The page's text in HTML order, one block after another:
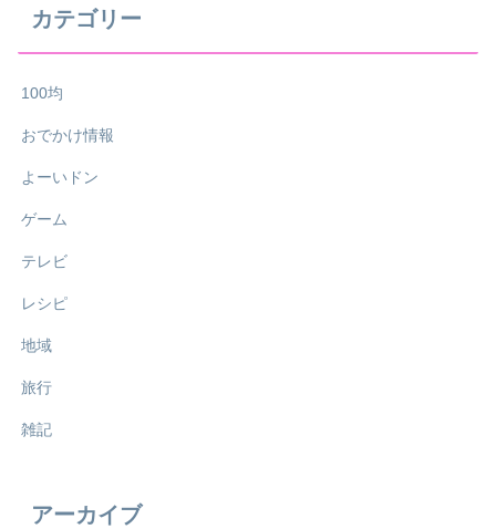
カテゴリー
100均
おでかけ情報
よーいドン
ゲーム
テレビ
レシピ
地域
旅行
雑記
アーカイブ